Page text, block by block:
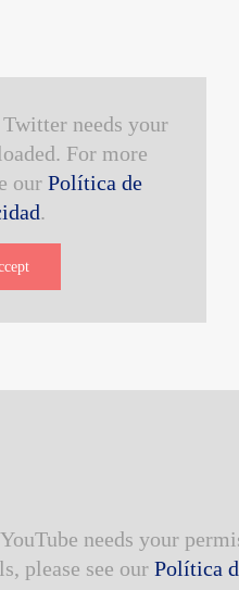
needs your
For more
our Política de
.
needs your
please see our Política